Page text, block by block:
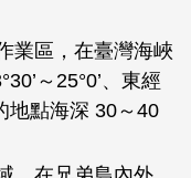
業區，在臺灣海峽
～25°0’、東經
地點海深 30～40